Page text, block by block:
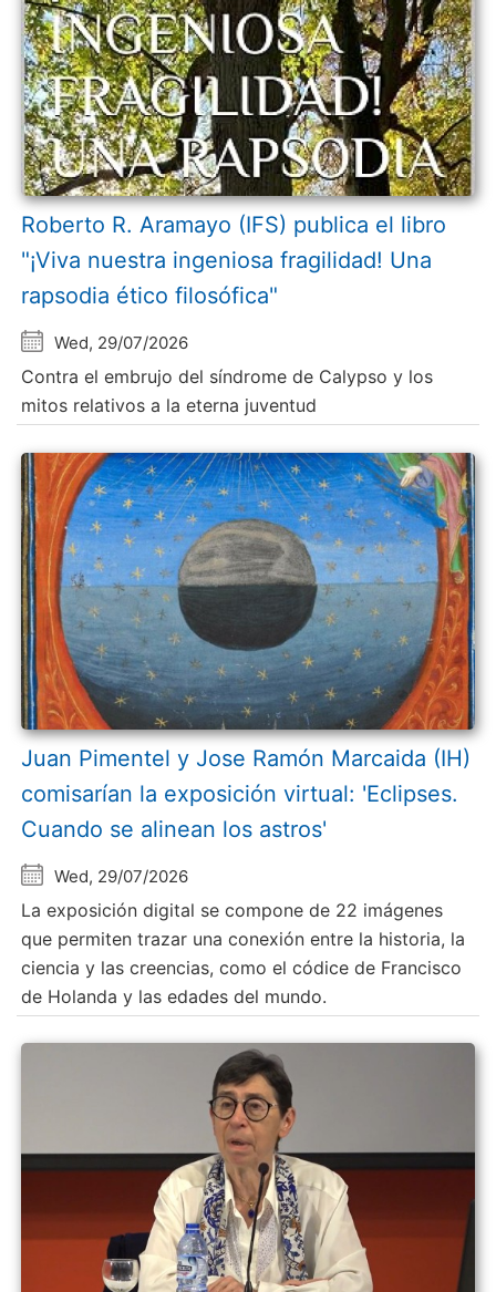
Roberto R. Aramayo (IFS) publica el libro
"¡Viva nuestra ingeniosa fragilidad! Una
rapsodia ético filosófica"
Wed, 29/07/2026
Contra el embrujo del síndrome de Calypso y los
mitos relativos a la eterna juventud
Juan Pimentel y Jose Ramón Marcaida (IH)
comisarían la exposición virtual: 'Eclipses.
Cuando se alinean los astros'
Wed, 29/07/2026
La exposición digital se compone de 22 imágenes
que permiten trazar una conexión entre la historia, la
ciencia y las creencias, como el códice de Francisco
de Holanda y las edades del mundo.